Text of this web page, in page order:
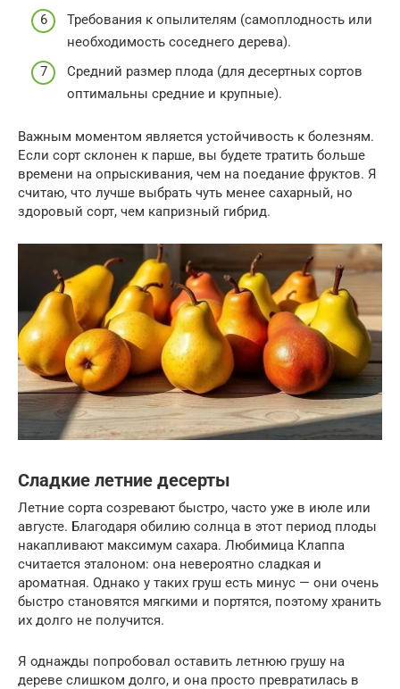
Требования к опылителям (самоплодность или
необходимость соседнего дерева).
Средний размер плода (для десертных сортов
оптимальны средние и крупные).
Важным моментом является устойчивость к болезням.
Если сорт склонен к парше, вы будете тратить больше
времени на опрыскивания, чем на поедание фруктов. Я
считаю, что лучше выбрать чуть менее сахарный, но
здоровый сорт, чем капризный гибрид.
Сладкие летние десерты
Летние сорта созревают быстро, часто уже в июле или
августе. Благодаря обилию солнца в этот период плоды
накапливают максимум сахара. Любимица Клаппа
считается эталоном: она невероятно сладкая и
ароматная. Однако у таких груш есть минус — они очень
быстро становятся мягкими и портятся, поэтому хранить
их долго не получится.
Я однажды попробовал оставить летнюю грушу на
дереве слишком долго, и она просто превратилась в